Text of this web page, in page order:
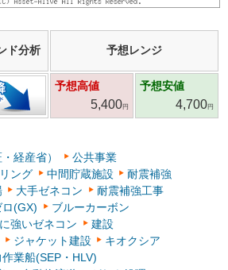
ド分析 予想レンジ
予想高値
5,400円
予想安値
4,700円
経産省）
公共事業
ング
中間貯蔵施設
耐震補強
大手ゼネコン
耐震補強工事
(GX)
ブルーカーボン
強いゼネコン
建設
ジャケット建設
キオクシア
業船(SEP・HLV)